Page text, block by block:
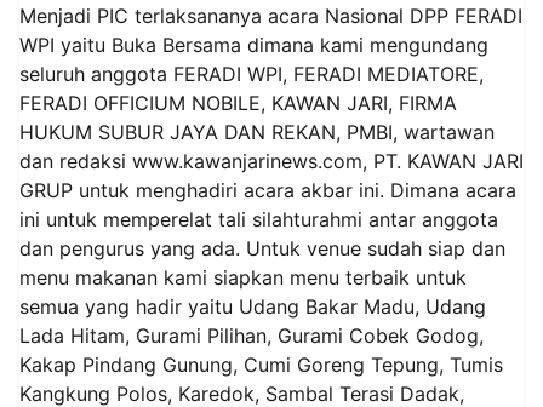
Menjadi PIC terlaksananya acara Nasional DPP FERADI
WPI yaitu Buka Bersama dimana kami mengundang
seluruh anggota FERADI WPI, FERADI MEDIATORE,
FERADI OFFICIUM NOBILE, KAWAN JARI, FIRMA
HUKUM SUBUR JAYA DAN REKAN, PMBI, wartawan
dan redaksi www.kawanjarinews.com, PT. KAWAN JARI
GRUP untuk menghadiri acara akbar ini. Dimana acara
ini untuk memperelat tali silahturahmi antar anggota
dan pengurus yang ada. Untuk venue sudah siap dan
menu makanan kami siapkan menu terbaik untuk
semua yang hadir yaitu Udang Bakar Madu, Udang
Lada Hitam, Gurami Pilihan, Gurami Cobek Godog,
Kakap Pindang Gunung, Cumi Goreng Tepung, Tumis
Kangkung Polos, Karedok, Sambal Terasi Dadak,